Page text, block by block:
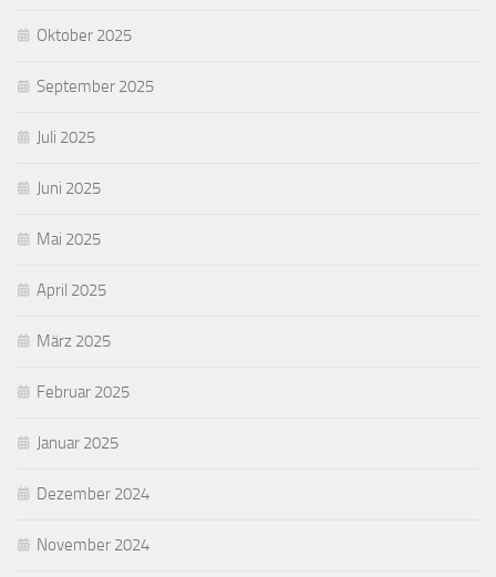
Oktober 2025
September 2025
Juli 2025
Juni 2025
Mai 2025
April 2025
März 2025
Februar 2025
Januar 2025
Dezember 2024
November 2024